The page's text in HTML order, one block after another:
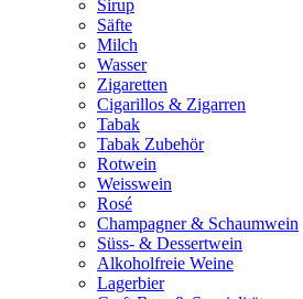
Sirup
Säfte
Milch
Wasser
Zigaretten
Cigarillos & Zigarren
Tabak
Tabak Zubehör
Rotwein
Weisswein
Rosé
Champagner & Schaumwein
Süss- & Dessertwein
Alkoholfreie Weine
Lagerbier